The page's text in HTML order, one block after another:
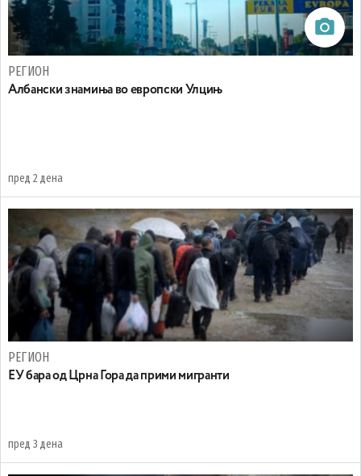
РЕГИОН
Aлбански знамиња во европски Улцињ
пред 2 дена
РЕГИОН
EУ бара од Црна Гора да прими мигранти
пред 3 дена